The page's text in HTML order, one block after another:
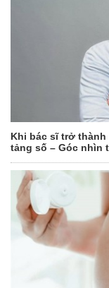
Khi bác sĩ trở
tảng số – Góc nhìn